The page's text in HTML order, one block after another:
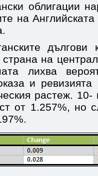
облигации
на
дългови
на
лихва
и
растеж. 10-
от 1.257%, но